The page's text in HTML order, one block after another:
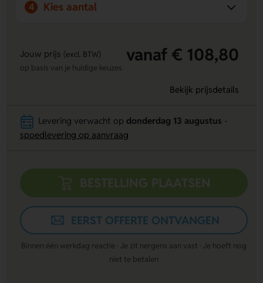
4 Kies aantal
Jouw prijs (excl. BTW) vanaf € 108,80
op basis van je huidige keuzes
Bekijk prijsdetails
Levering verwacht op donderdag 13 augustus
spoedlevering op aanvraag
BESTELLING PLAATSEN
EERST OFFERTE ONTVANGEN
Binnen één werkdag reactie · Je zit nergens aan vast · Je hoeft nog
niet te betalen